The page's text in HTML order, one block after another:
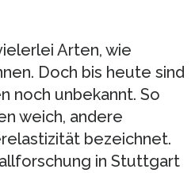
Arten, wie
Doch bis heute sind
noch unbekannt. So
weich, andere
bezeichnet.
in Stuttgart